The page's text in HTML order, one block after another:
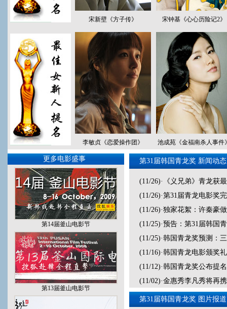
宋新壁《方子传》 宋钟基《心心历险记2》
李敏贞《恋爱操作团》 池成苑《金福南杀人事件
更多电影盛事
第14届釜山电影节
第13届釜山电影节
第31届韩国青龙奖 新闻动态
(11/26)·
《义兄弟》青龙获
(11/26)·第31届青龙电影奖
(11/26)·独家花絮：许秦豪
(11/25)·预告：第31届韩国
(11/25)·韩国青龙奖预测：
(11/16)·韩国青龙电影颁奖
(11/12)·韩国青龙奖公布提
(11/02)·金惠秀李凡秀将再
第31届韩国青龙奖 图片报道